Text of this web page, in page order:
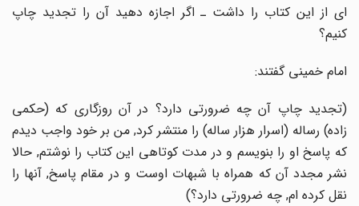
اى از این کتاب را داشت ـ اگر اجازه دهید آن را تجدید چاپ
کنیم؟
امام خمینى گفتند:
(تجدید چاپ آن چه ضرورتى دارد؟ در آن روزگارى که (حکمى
زاده) رساله (اسرار هزار ساله) را منتشر کرد, من بر خود واجب دیدم
که پاسخ او را بنویسم و در مدت کوتاهى این کتاب را نوشتم, حالا
نشر مجدد آن که همراه با شبهات اوست و در مقام پاسخ, آنها را
نقل کرده ام, چه ضرورتى دارد؟)